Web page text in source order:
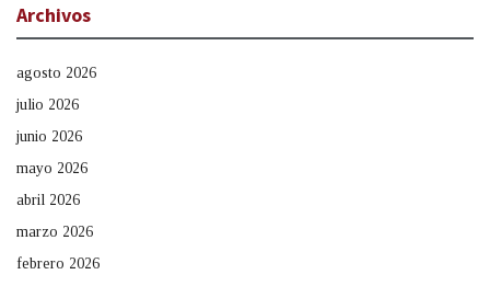
Archivos
agosto 2026
julio 2026
junio 2026
mayo 2026
abril 2026
marzo 2026
febrero 2026